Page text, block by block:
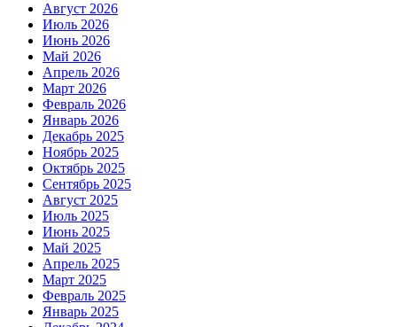
Август 2026
Июль 2026
Июнь 2026
Май 2026
Апрель 2026
Март 2026
Февраль 2026
Январь 2026
Декабрь 2025
Ноябрь 2025
Октябрь 2025
Сентябрь 2025
Август 2025
Июль 2025
Июнь 2025
Май 2025
Апрель 2025
Март 2025
Февраль 2025
Январь 2025